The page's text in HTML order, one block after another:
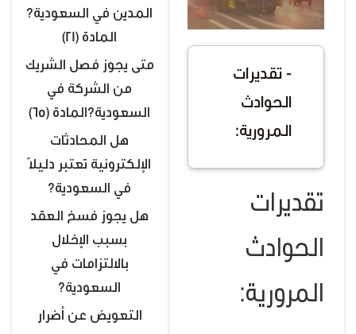
- تقديرات
الحوادث
المرورية:
تقديرات
الحوادث
المرورية:
المدين في السعودية؟
المادة (21)
متى يجوز فصل الشريك
من الشركة في
السعودية؟المادة (65)
هل المحادثات
الإلكترونية تعتبر دليلًا
في السعودية؟
هل يجوز فسخ العقد
بسبب الإخلال
بالالتزامات في
السعودية؟
التعويض عن أضرار